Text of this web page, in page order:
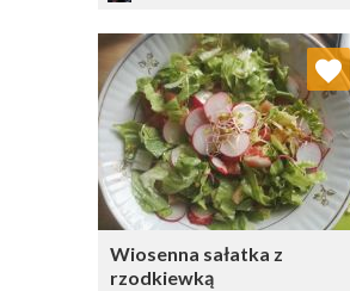
Wiosenna sałatka z
rzodkiewką
Dodaj do ulubionych
Wybierz listę: